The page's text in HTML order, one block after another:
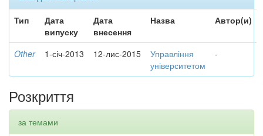
Тип
Дата
випуску
Дата
внесення
Назва Автор(и)
Other 1-січ-2013 12-лис-2015
Управління
університетом
-
Розкриття
за темами